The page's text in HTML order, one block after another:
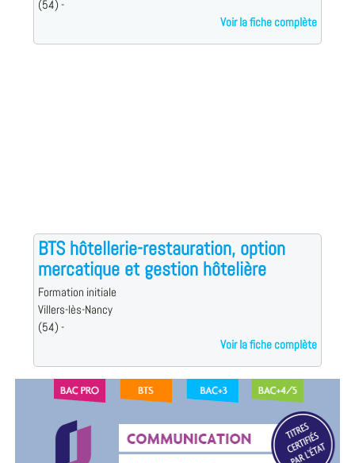
(54) -
Voir la fiche complète
BTS hôtellerie-restauration, option
mercatique et gestion hôtelière
Formation initiale
Villers-lès-Nancy
(54) -
Voir la fiche complète